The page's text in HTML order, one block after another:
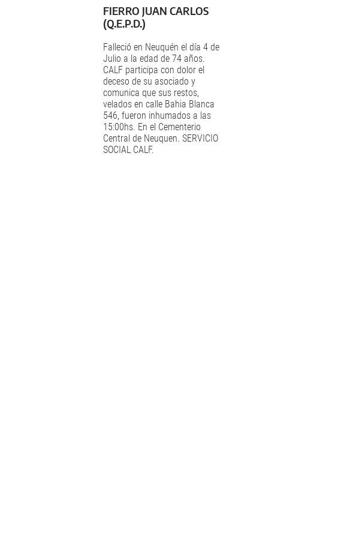
FIERRO JUAN CARLOS
(Q.E.P.D.)
Falleció en Neuquén el día 4 de
Julio a la edad de 74 años.
CALF participa con dolor el
deceso de su asociado y
comunica que sus restos,
velados en calle Bahia Blanca
546, fueron inhumados a las
15:00hs. En el Cementerio
Central de Neuquen. SERVICIO
SOCIAL CALF.